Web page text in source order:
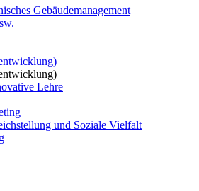
Gebäudemanagement
Lehre
und Soziale Vielfalt